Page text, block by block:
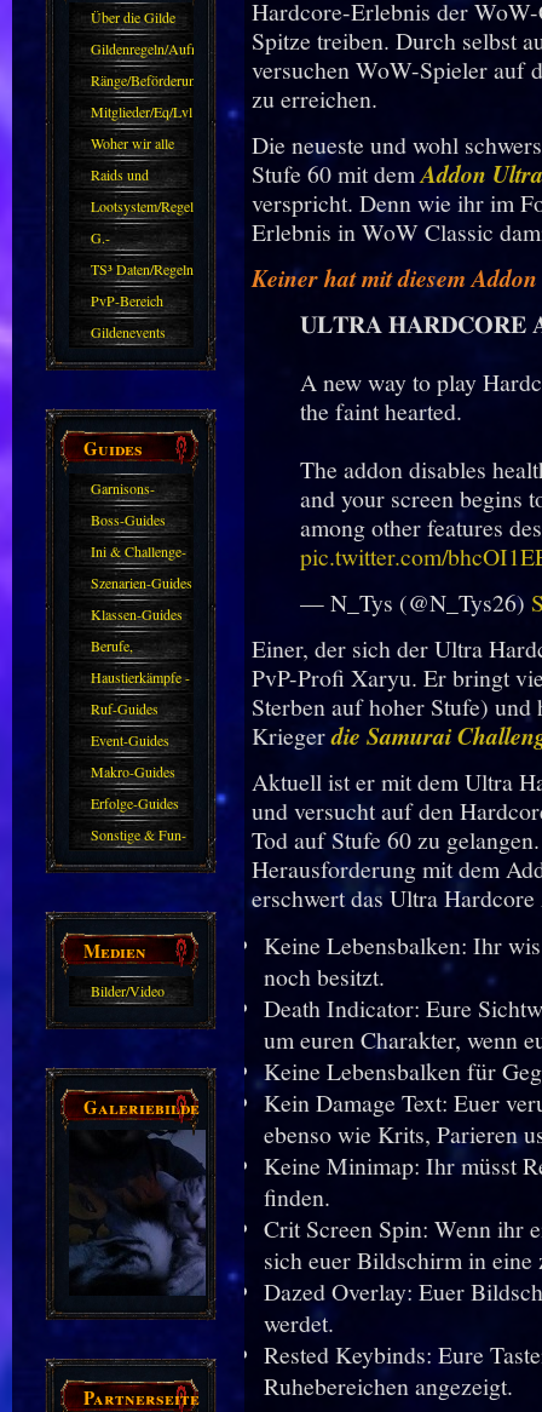
Über die Gilde
(DAW)
Gildenregeln/Aufnahme
Ränge/Beförderungen
Mitglieder/Eq/Lvl
Woher wir alle
kommen.
Raids und
Zubehör
Lootsystem/Regeln
G.-
Sparkasse/Goldleihen
TS³ Daten/Regeln
PvP-Bereich
Gildenevents
Guides
Garnisons-
Guides
Boss-Guides
Ini & Challenge-
Guides
Szenarien-Guides
Klassen-Guides
Berufe,
Farmkarten und
Haustiere
Haustierkämpfe -
Guide
Ruf-Guides
Event-Guides
Makro-Guides
Erfolge-Guides
Sonstige & Fun-
Guides
Medien
Bilder/Video
Galeriebilder
Partnerseiten
Hardcore-Erlebnis der
Spitze treiben. Durch selbst
versuchen WoW-Spieler auf
zu erreichen.
Die neueste und wohl
Stufe 60 mit demAddon
verspricht. Denn wie ihr im
Erlebnis in WoW Classic
Keiner hat mit diesem
𝐔𝐋𝐓𝐑𝐀 𝐇𝐀𝐑𝐃𝐂𝐎𝐑𝐄
A new way to play
the faint hearted.
The addon disables
and your screen begins
among other features
pic.twitter.com/
— N_Tys (@N_Tys26)
Einer, der sich der Ultra
PvP-Profi Xaryu. Er bringt
Sterben auf hoher Stufe)
Kriegerdie Samurai
Aktuell ist er mit dem Ultra
und versucht auf den
Tod auf Stufe 60 zu
Herausforderung mit dem
erschwert das Ultra
Keine Lebensbalken: Ihr
noch besitzt.
Death Indicator: Eure
um euren Charakter, wenn
Keine Lebensbalken für
Kein Damage Text: Euer
ebenso wie Krits, Parieren
Keine Minimap: Ihr müsst
finden.
Crit Screen Spin: Wenn ihr
sich euer Bildschirm in
Dazed Overlay: Euer
werdet.
Rested Keybinds: Eure
Ruhebereichen angezeigt.